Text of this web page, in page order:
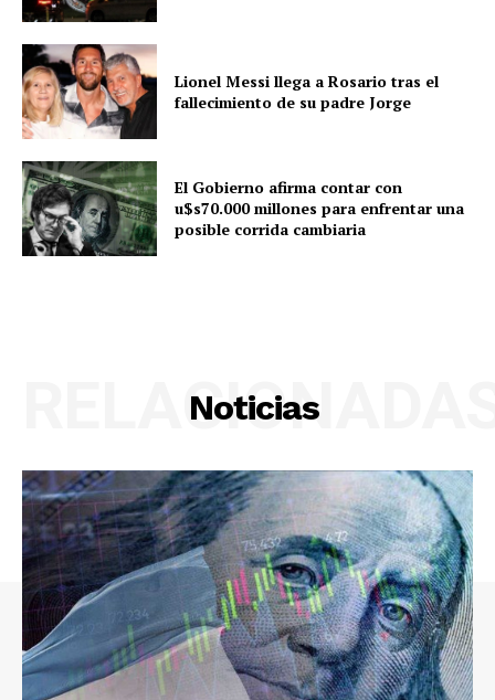
Lionel Messi llega a Rosario tras el
fallecimiento de su padre Jorge
El Gobierno afirma contar con
u$s70.000 millones para enfrentar una
posible corrida cambiaria
Noticias